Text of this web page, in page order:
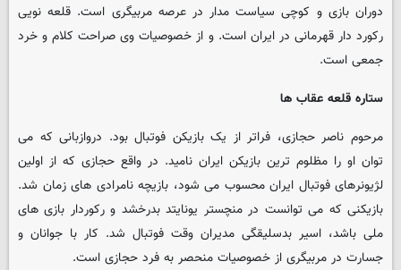
دوران بازی و کوچی سیاست مدار در عرصه مربیگری است. قلعه نویی
رکورد دار قهرمانی در ایران است. و از خصوصیات وی صراحت کلام و خرد
جمعی است.
ستاره قلعه عقاب ها
مرحوم ناصر حجازی، فراتر از یک بازیکن فوتبال بود. دروازبانی که می
توان او را مظلوم ترین بازیکن ایران نامید. در واقع حجازی که از اولین
لژیونرهای فوتبال ایران محسوب می شود، بازیچه نامرادی های زمان شد.
بازیکنی که می توانست در منچستر یونایتد بدرخشد و رکوردار بازی های
ملی باشد، اسیر بدسلیقگی مدیران وقت فوتبال شد. کار با جوانان و
جسارت در مربیگری از خصوصیات منحصر به فرد حجازی است.